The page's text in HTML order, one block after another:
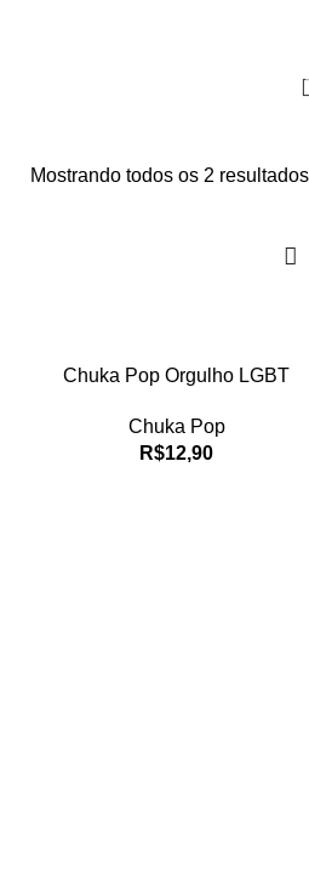
Mostrando todos os 2 resultados
Chuka Pop Orgulho LGBT
Chuka Pop
R$12,90